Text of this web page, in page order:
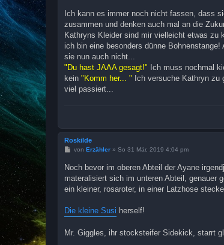
i
t
r
a
g
Ich kann es immer noch nicht fassen, dass
zusammen und denken auch mal an die
Kathryns Kleider sind mir vielleicht etwas zu
ich bin eine besonders dünne
sie nun auch nicht...
"Du hast JAAA gesagt!" Ich muss nochmal
kein "Komm her... " Ich versuche Kathryn
viel passiert...
Roskilde
B
t
r
g
von Erzähler» So 31 Mär, 2019 4:04 pm
Noch bevor im oberen Abteil der Ayane
materalisiert sich im unteren Abteil, genauer
ein kleiner, rosaroter, in einer Latzhose
Die kleine Susi herself!
Mr. Giggles, ihr stocksteifer Sidekick, starrt